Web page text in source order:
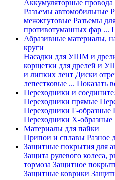
Аккумуляторные провода
Разъемы автомобильные
межжгутовые Разъемы
противотуманных фар ...
Абразивные материалы,
круги
Насадки для УШМ и
корщетки для дрелей и
и липких лент Диски
лепестковые ... Показать
Переходники и
Переходники прямые
Переходники Г-образные
Переходники Х-образные
Материалы для пайки
Припои и сплавы Разное
Защитные покрытия для
Защита рулевого
тормоза Защитное
Защитные коврики